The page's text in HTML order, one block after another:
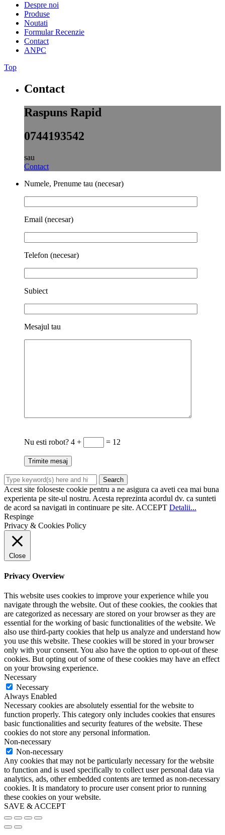
Despre noi
Produse
Noutati
Formular Recenzie
Contact
ANPC
Top
Contact
Raspuns Rapid
0744193542
sau
Contact
Numele, Prenume tau (necesar)
Email (necesar)
Telefon (necesar)
Subiect
Mesajul tau
Nu esti robot? 4 + = 12
Acest site foloseste cookie pentru a ne asigura ca aveti cea mai buna
experienta pe site-ul nostru. Acesta reprezinta acordul dv. ca sunteti
de acord sa navigati in continuare pe site. ACCEPT Detalii...
Respinge
Privacy & Cookies Policy
Close
Privacy Overview
This website uses cookies to improve your experience while you
navigate through the website. Out of these cookies, the cookies that
are categorized as necessary are stored on your browser as they are
essential for the working of basic functionalities of the website. We
also use third-party cookies that help us analyze and understand how
you use this website. These cookies will be stored in your browser
only with your consent. You also have the option to opt-out of these
cookies. But opting out of some of these cookies may have an effect
on your browsing experience.
Necessary
Necessary
Always Enabled
Necessary cookies are absolutely essential for the website to
function properly. This category only includes cookies that ensures
basic functionalities and security features of the website. These
cookies do not store any personal information.
Non-necessary
Non-necessary
Any cookies that may not be particularly necessary for the website
to function and is used specifically to collect user personal data via
analytics, ads, other embedded contents are termed as non-necessary
cookies. It is mandatory to procure user consent prior to running
these cookies on your website.
SAVE & ACCEPT